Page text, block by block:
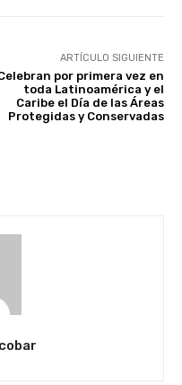
ARTÍCULO SIGUIENTE
por primera vez en
toda Latinoamérica y el
Caribe el Día de las Áreas
Protegidas y Conservadas